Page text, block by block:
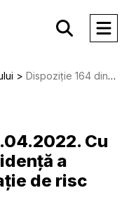
Dispoziție 164 din 05.04.2022. Cu privire la luarea la evidență a copilului aflat în situație de risc
Cu
a
de risc